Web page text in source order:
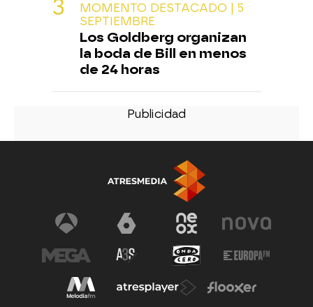
MOMENTO DESTACADO | 5
SEPTIEMBRE
Los Goldberg organizan
la boda de Bill en menos
de 24 horas